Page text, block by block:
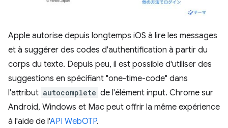
Apple autorise depuis longtemps iOS à lire les messages
et à suggérer des codes d'authentification à partir du
corps du texte. Depuis peu, il est possible d'utiliser des
suggestions en spécifiant "one-time-code" dans
l'attribut autocomplete de l'élément input. Chrome sur
Android, Windows et Mac peut offrir la même expérience
à l'aide de l'API WebOTP.